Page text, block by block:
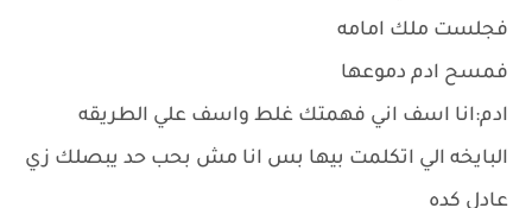
فجلست ملك امامه
فمسح ادم دموعها
ادم:انا اسف اني فهمتك غلط واسف علي الطريقه
البايخه الي اتكلمت بيها بس انا مش بحب حد يبصلك زي
عادل كده